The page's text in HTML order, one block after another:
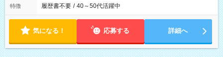
特徴 履歴書不要 / 40～50代活躍中
気になる！ 応募する 詳細へ